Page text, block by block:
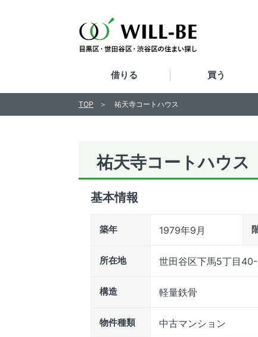
借りる 買う
祐天寺コートハウス
基本情報
築年 1979年9月
所在地 世田谷区下馬5丁目
構造 軽量鉄骨
物件種類 中古マンション
TOP 祐天寺コートハウス